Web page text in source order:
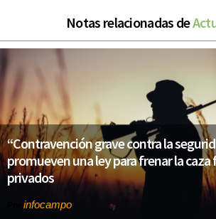
Notas relacionadas de
“Contravención grave contra la
promueven una ley para frenar la
privados
infocampo